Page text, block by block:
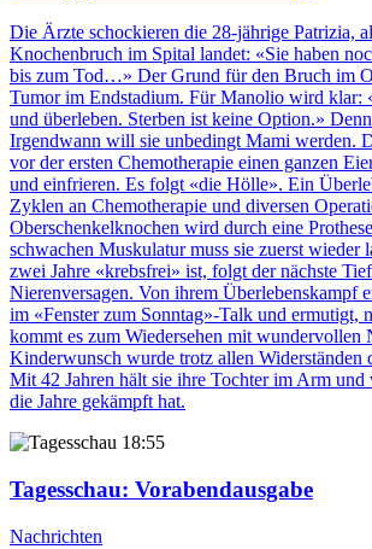
Die Ärzte schockieren die 28-jährige Patrizia,
Knochenbruch im Spital landet: «Sie haben
bis zum Tod…» Der Grund für den Bruch im
Tumor im Endstadium. Für Manolio wird klar:
und überleben. Sterben ist keine Option.»
Irgendwann will sie unbedingt Mami werden.
vor der ersten Chemotherapie einen ganzen
und einfrieren. Es folgt «die Hölle». Ein
Zyklen an Chemotherapie und diversen
Oberschenkelknochen wird durch eine
schwachen Muskulatur muss sie zuerst wieder
zwei Jahre «krebsfrei» ist, folgt der nächste
Nierenversagen. Von ihrem Überlebenskampf
im «Fenster zum Sonntag»-Talk und ermutigt,
kommt es zum Wiedersehen mit wundervollen
Kinderwunsch wurde trotz allen Widerständen
Mit 42 Jahren hält sie ihre Tochter im Arm und
die Jahre gekämpft hat.
18:55
Tagesschau: Vorabendausgabe
Nachrichten